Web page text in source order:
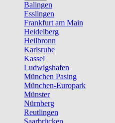
Balingen
Esslingen
Frankfurt am Main
Heidelberg
Heilbronn
Karlsruhe
Kassel
Ludwigshafen
München Pasing
München-Europark
Münster
Nürnberg
Reutlingen
Saarbrücken